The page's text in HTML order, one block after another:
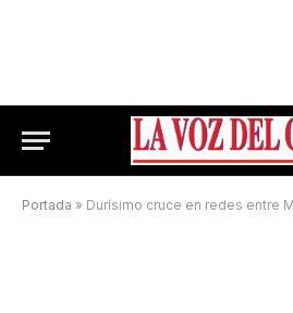
Portada » Durísimo cruce en redes entre Milei y Cristina Kirchner: